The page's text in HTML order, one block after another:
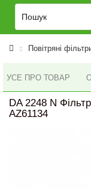
Повітряні
УСЕ ПРО ТОВАР
DA 2248 N
AZ61134